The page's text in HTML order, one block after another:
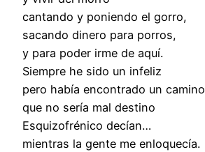
cantando y poniendo el gorro,
sacando dinero para porros,
y para poder irme de aquí.
Siempre he sido un infeliz
pero había encontrado un camino
que no sería mal destino
Esquizofrénico decían…
mientras la gente me enloquecía.